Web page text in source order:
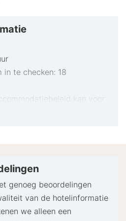
Münze Hall & Münzerturm.
te checken: 18
kan voor
in rekening worden
te verstrekken
onder voorbehoud van
inchecken ingewilligd.
kosten in rekening worden
genoeg beoordelingen
van de hotelinformatie
we alleen een